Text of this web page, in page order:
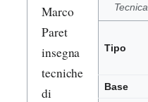
Tipo
Base
Marco
Paret
insegna
tecniche
di